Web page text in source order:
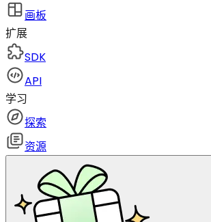
画板
扩展
SDK
API
学习
探索
资源